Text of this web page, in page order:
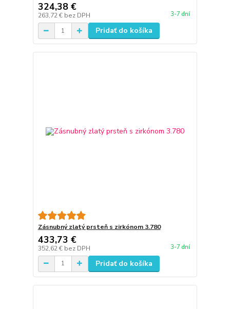
324,38 €
263,72 € bez DPH 3-7 dní
Pridať do košíka
Zásnubný zlatý prsteň s zirkónom 3.780
433,73 €
352,62 € bez DPH 3-7 dní
Pridať do košíka